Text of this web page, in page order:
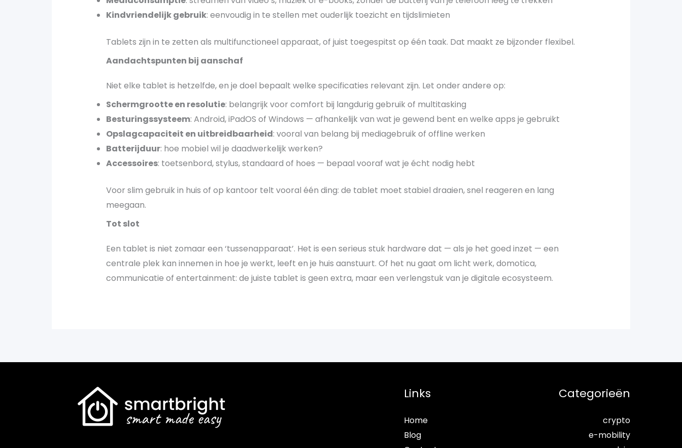
Kindvriendelijk gebruik: eenvoudig in te stellen met ouderlijk toezicht en tijdslimieten
Tablets zijn in te zetten als multifunctioneel apparaat, of juist toegespitst op één taak. Dat maakt ze bijzonder flexibel.
Aandachtspunten bij aanschaf
Niet elke tablet is hetzelfde, en je doel bepaalt welke specificaties relevant zijn. Let onder andere op:
Schermgrootte en resolutie: belangrijk voor comfort bij langdurig gebruik of multitasking
Besturingssysteem: Android, iPadOS of Windows — afhankelijk van wat je gewend bent en welke apps je gebruikt
Opslagcapaciteit en uitbreidbaarheid: vooral van belang bij mediagebruik of offline werken
Batterijduur: hoe mobiel wil je daadwerkelijk werken?
Accessoires: toetsenbord, stylus, standaard of hoes — bepaal vooraf wat je écht nodig hebt
Voor slim gebruik in huis of op kantoor telt vooral één ding: de tablet moet stabiel draaien, snel reageren en lang
meegaan.
Tot slot
Een tablet is niet zomaar een ‘tussenapparaat’. Het is een serieus stuk hardware dat — als je het goed inzet — een
centrale plek kan innemen in hoe je werkt, leeft en je huis aanstuurt. Of het nu gaat om licht werk, domotica,
communicatie of entertainment: de juiste tablet is geen extra, maar een verlengstuk van je digitale ecosysteem.
Links
Home
Blog
Categorieën
crypto
e-mobility